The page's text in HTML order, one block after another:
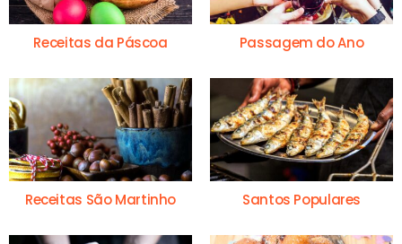
Receitas da Páscoa Passagem do Ano
Receitas São Martinho Santos Populares